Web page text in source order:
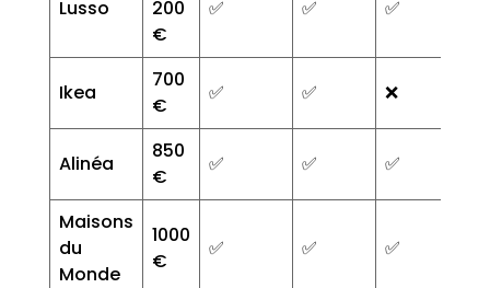
Lusso
200
€
✅ ✅ ✅
Ikea
700
€
✅ ✅ ❌
Alinéa
850
€
✅ ✅ ✅
Maisons
du
Monde
1000
€
✅ ✅ ✅